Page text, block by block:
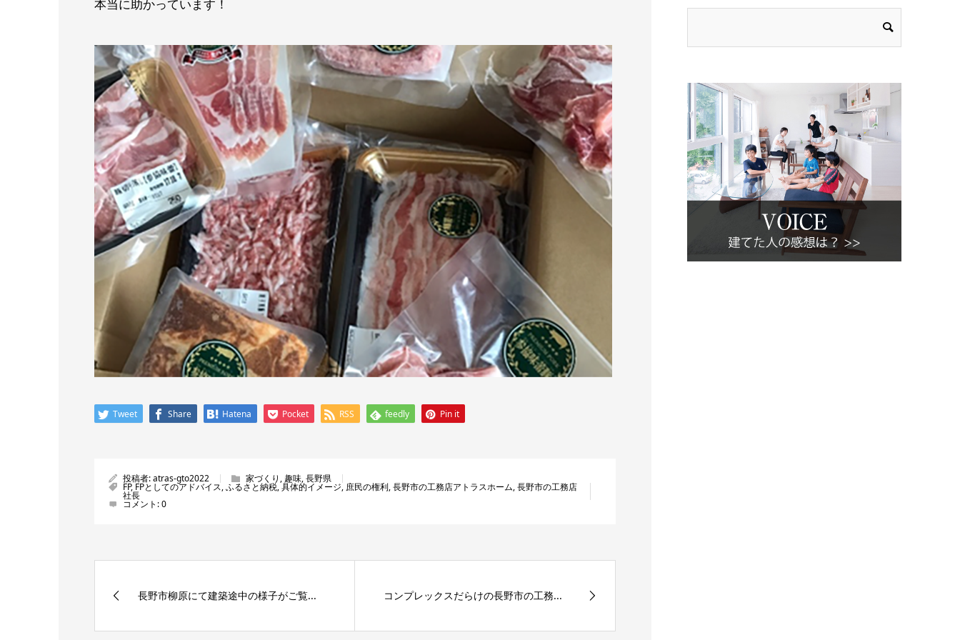
本当に助かっています！
Tweet Share Hatena Pocket RSS feedly Pin it
投稿者:atras-gto2022 家づくり , 趣味,長野県
FP,FPとしてのアドバイス,ふるさと納税,具体的イメージ, 庶民の権利,長野市の工務店アトラスホーム,長野市の工務店
社長
コメント:0
長野市柳原にて建築途中の様子がご覧... コンプレックスだらけの長野市の工務...